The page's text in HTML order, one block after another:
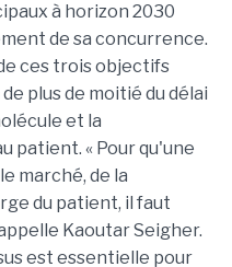
à horizon 2030
de sa concurrence.
ces trois objectifs
plus de moitié du délai
et la
patient. « Pour qu'une
marché, de la
du patient, il faut
Kaoutar Seigher.
est essentielle pour